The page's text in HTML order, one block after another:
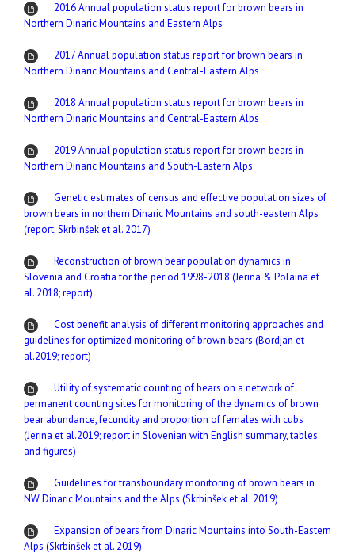
2016 Annual population status report for brown bears in
Northern Dinaric Mountains and Eastern Alps
2017 Annual population status report for brown bears in
Northern Dinaric Mountains and Central-Eastern Alps
2018 Annual population status report for brown bears in
Northern Dinaric Mountains and Central-Eastern Alps
2019 Annual population status report for brown bears in
Northern Dinaric Mountains and South-Eastern Alps
Genetic estimates of census and effective population sizes of
brown bears in northern Dinaric Mountains and south-eastern Alps
(report; Skrbinšek et al. 2017)
Reconstruction of brown bear population dynamics in
Slovenia and Croatia for the period 1998-2018 (Jerina & Polaina et
al. 2018; report)
Cost benefit analysis of different monitoring approaches and
guidelines for optimized monitoring of brown bears (Bordjan et
al.2019; report)
Utility of systematic counting of bears on a network of
permanent counting sites for monitoring of the dynamics of brown
bear abundance, fecundity and proportion of females with cubs
(Jerina et al.2019; report in Slovenian with English summary, tables
and figures)
Guidelines for transboundary monitoring of brown bears in
NW Dinaric Mountains and the Alps (Skrbinšek et al. 2019)
Expansion of bears from Dinaric Mountains into South-Eastern
Alps (Skrbinšek et al. 2019)